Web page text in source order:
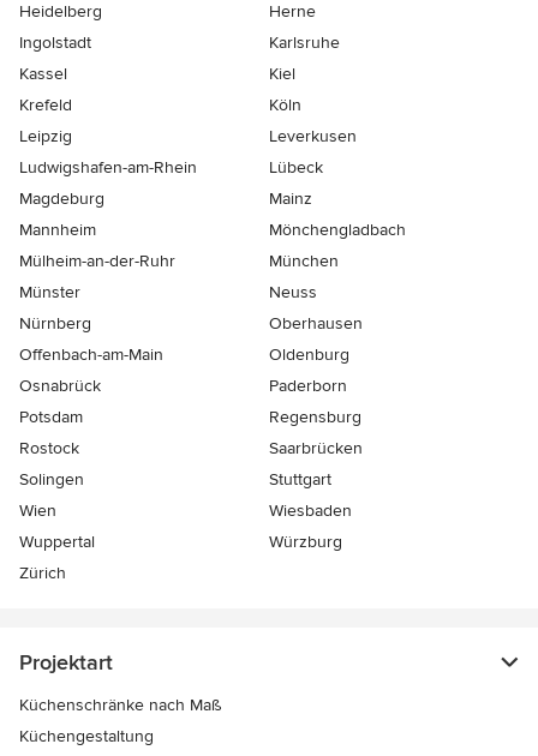
Heidelberg
Herne
Ingolstadt
Karlsruhe
Kassel
Kiel
Krefeld
Köln
Leipzig
Leverkusen
Ludwigshafen-am-Rhein
Lübeck
Magdeburg
Mainz
Mannheim
Mönchen­gladbach
Mülheim-an-der-Ruhr
München
Münster
Neuss
Nürnberg
Oberhausen
Offenbach-am-Main
Oldenburg
Osnabrück
Paderborn
Potsdam
Regensburg
Rostock
Saarbrücken
Solingen
Stuttgart
Wien
Wiesbaden
Wuppertal
Würzburg
Zürich
Projektart
Küchenschränke nach Maß
Küchengestaltung